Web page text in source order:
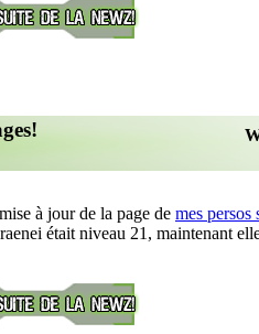
à jour de la page de mes
était niveau 21, maintenant